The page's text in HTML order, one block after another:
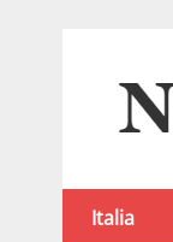
Italia